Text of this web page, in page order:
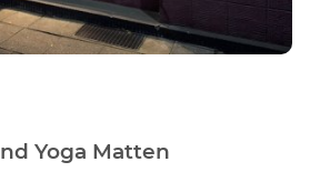
Yoga Matten